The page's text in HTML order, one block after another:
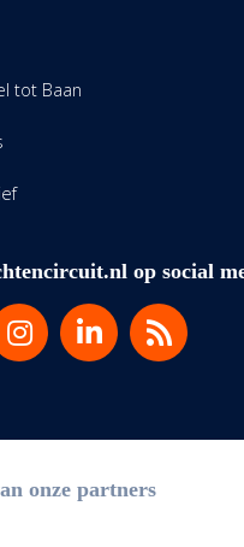
tot Baan
op social
onze partners